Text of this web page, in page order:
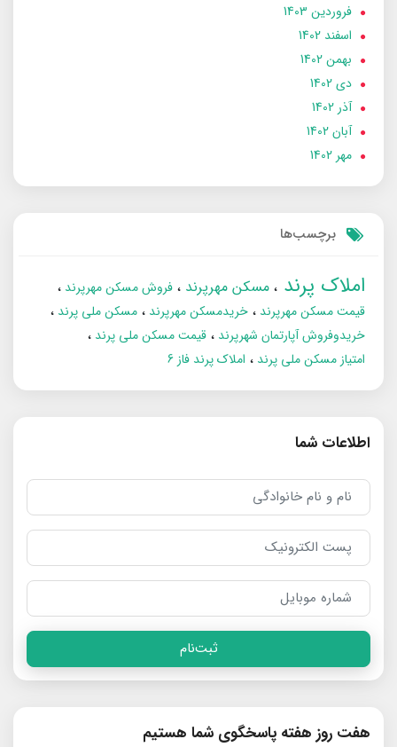
فروردین 1403
اسفند 1402
بهمن 1402
دی 1402
آذر 1402
آبان 1402
مهر 1402
برچسب‌ها
املاک پرند مسکن مهرپرند
فروش مسکن مهرپرند
قیمت مسکن مهرپرند
خریدمسکن مهرپرند
مسکن ملی پرند
خریدوفروش آپارتمان شهرپرند
قیمت مسکن ملی پرند
امتیاز مسکن ملی پرند
املاک پرند فاز 6
اطلاعات شما
ثبت‌نام
هفت روز هفته پاسخگوی شما هستیم